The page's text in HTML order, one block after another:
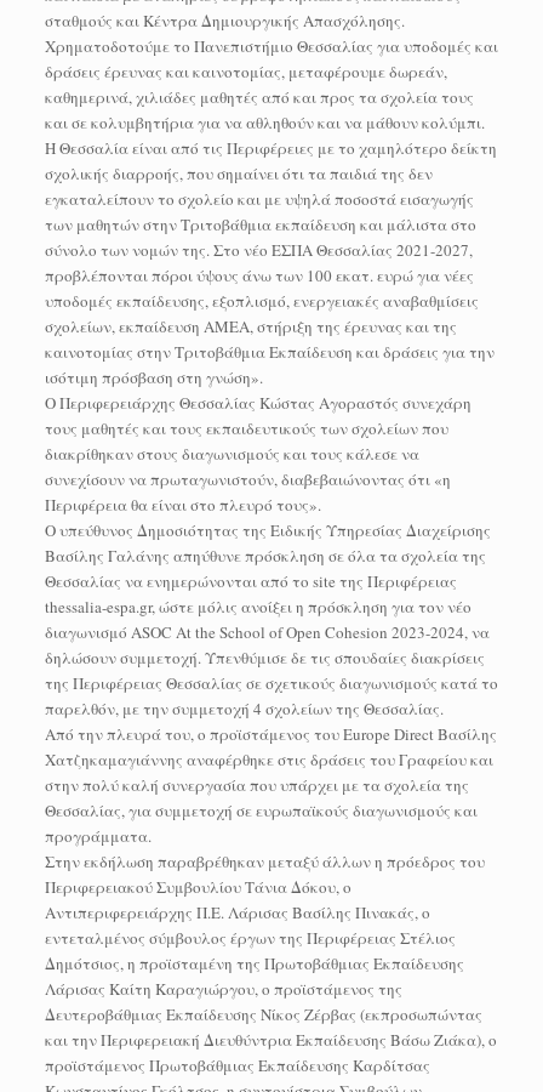
σταθμούς και Κέντρα Δημιουργικής Απασχόλησης.
Χρηματοδοτούμε το Πανεπιστήμιο Θεσσαλίας για υποδομές και
δράσεις έρευνας και καινοτομίας, μεταφέρουμε δωρεάν,
καθημερινά, χιλιάδες μαθητές από και προς τα σχολεία τους
και σε κολυμβητήρια για να αθληθούν και να μάθουν κολύμπι.
Η Θεσσαλία είναι από τις Περιφέρειες με το χαμηλότερο δείκτη
σχολικής διαρροής, που σημαίνει ότι τα παιδιά της δεν
εγκαταλείπουν το σχολείο και με υψηλά ποσοστά εισαγωγής
των μαθητών στην Τριτοβάθμια εκπαίδευση και μάλιστα στο
σύνολο των νομών της. Στο νέο ΕΣΠΑ Θεσσαλίας 2021-2027,
προβλέπονται πόροι ύψους άνω των 100 εκατ. ευρώ για νέες
υποδομές εκπαίδευσης, εξοπλισμό, ενεργειακές αναβαθμίσεις
σχολείων, εκπαίδευση ΑΜΕΑ, στήριξη της έρευνας και της
καινοτομίας στην Τριτοβάθμια Εκπαίδευση και δράσεις για την
ισότιμη πρόσβαση στη γνώση».
Ο Περιφερειάρχης Θεσσαλίας Κώστας Αγοραστός συνεχάρη
τους μαθητές και τους εκπαιδευτικούς των σχολείων που
διακρίθηκαν στους διαγωνισμούς και τους κάλεσε να
συνεχίσουν να πρωταγωνιστούν, διαβεβαιώνοντας ότι «η
Περιφέρεια θα είναι στο πλευρό τους».
Ο υπεύθυνος Δημοσιότητας της Ειδικής Υπηρεσίας Διαχείρισης
Βασίλης Γαλάνης απηύθυνε πρόσκληση σε όλα τα σχολεία της
Θεσσαλίας να ενημερώνονται από το site της Περιφέρειας
thessalia-espa.gr, ώστε μόλις ανοίξει η πρόσκληση για τον νέο
διαγωνισμό ASOC At the School of Open Cohesion 2023-2024, να
δηλώσουν συμμετοχή. Υπενθύμισε δε τις σπουδαίες διακρίσεις
της Περιφέρειας Θεσσαλίας σε σχετικούς διαγωνισμούς κατά το
παρελθόν, με την συμμετοχή 4 σχολείων της Θεσσαλίας.
Από την πλευρά του, ο προϊστάμενος του Europe Direct Βασίλης
Χατζηκαμαγιάννης αναφέρθηκε στις δράσεις του Γραφείου και
στην πολύ καλή συνεργασία που υπάρχει με τα σχολεία της
Θεσσαλίας, για συμμετοχή σε ευρωπαϊκούς διαγωνισμούς και
προγράμματα.
Στην εκδήλωση παραβρέθηκαν μεταξύ άλλων η πρόεδρος του
Περιφερειακού Συμβουλίου Τάνια Δόκου, ο
Αντιπεριφερειάρχης Π.Ε. Λάρισας Βασίλης Πινακάς, ο
εντεταλμένος σύμβουλος έργων της Περιφέρειας Στέλιος
Δημότσιος, η προϊσταμένη της Πρωτοβάθμιας Εκπαίδευσης
Λάρισας Καίτη Καραγιώργου, ο προϊστάμενος της
Δευτεροβάθμιας Εκπαίδευσης Νίκος Ζέρβας (εκπροσωπώντας
και την Περιφερειακή Διευθύντρια Εκπαίδευσης Βάσω Ζιάκα), ο
προϊστάμενος Πρωτοβάθμιας Εκπαίδευσης Καρδίτσας